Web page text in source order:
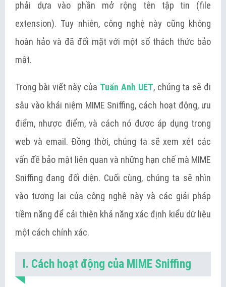
phải dựa vào phần mở rộng tên tập tin (file
extension). Tuy nhiên, công nghệ này cũng không
hoàn hảo và đã đối mặt với một số thách thức bảo
mật.
Trong bài viết này của Tuấn Anh UET, chúng ta sẽ đi
sâu vào khái niệm MIME Sniffing, cách hoạt động, ưu
điểm, nhược điểm, và cách nó được áp dụng trong
web và email. Đồng thời, chúng ta sẽ xem xét các
vấn đề bảo mật liên quan và những hạn chế mà MIME
Sniffing đang đối diện. Cuối cùng, chúng ta sẽ nhìn
vào tương lai của công nghệ này và các giải pháp
tiềm năng để cải thiện khả năng xác định kiểu dữ liệu
một cách chính xác.
I. Cách hoạt động của MIME Sniffing